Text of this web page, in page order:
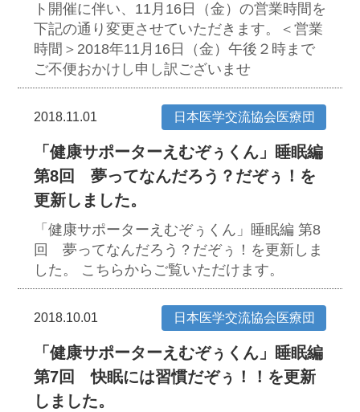
ト開催に伴い、11月16日（金）の営業時間を
下記の通り変更させていただきます。＜営業
時間＞2018年11月16日（金）午後２時まで
ご不便おかけし申し訳ございませ
2018.11.01 日本医学交流協会医療団
「健康サポーターえむぞぅくん」睡眠編
第8回 夢ってなんだろう？だぞぅ！を
更新しました。
「健康サポーターえむぞぅくん」睡眠編 第8
回 夢ってなんだろう？だぞぅ！を更新しま
した。
こちらからご覧いただけます。
2018.10.01 日本医学交流協会医療団
「健康サポーターえむぞぅくん」睡眠編
第7回 快眠には習慣だぞぅ！！を更新
しました。